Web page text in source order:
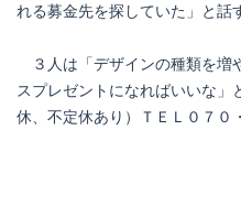
れる募金先を探していた」と話
３人は「デザインの種類を増
スプレゼントになればいいな」
休、不定休あり）ＴＥＬ０７０